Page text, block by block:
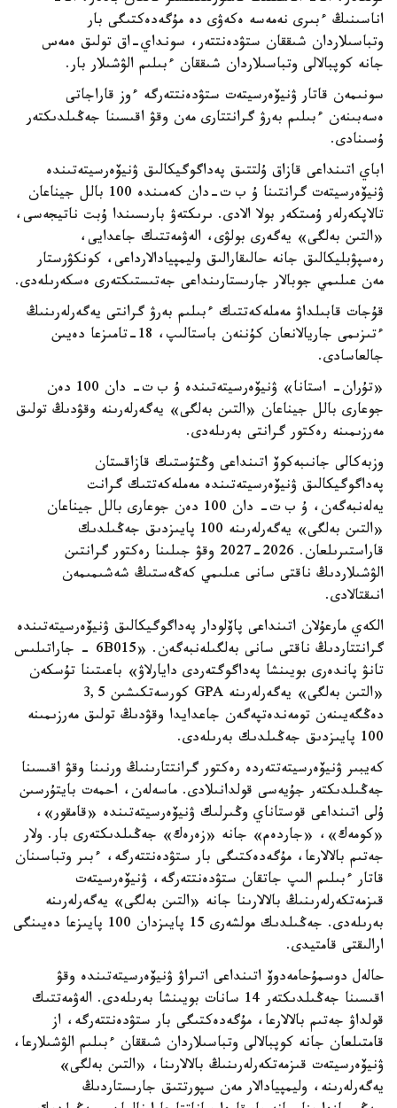
اناسىنىڭ ءبىرى نەمەسە ەكەۋى دە مۇگەدەكتىگى بار
وتباسىلاردان شىققان ستۋدەنتتەر، سونداي-اق تولىق ەمەس
جانە كوپبالالى وتباسىلاردان شىققان ءبىلىم الۋشىلار بار.
سونىمەن قاتار ۋنيۆەرسيتەت ستۋدەنتتەرگە ءوز قاراجاتى
ەسەبىنەن ءبىلىم بەرۋ گرانتتارى مەن وقۋ اقىسىنا جەڭىلدىكتەر
ۇسىنادى.
اباي اتىنداعى قازاق ۇلتتىق پەداگوگيكالىق ۋنيۆەرسيتەتىندە
ۋنيۆەرسيتەت گرانتىنا ۇ ب ت-دان كەمىندە 100 بالل جيناعان
تالاپكەرلەر ۇمىتكەر بولا الادى. ىرىكتەۋ بارىسىندا ۇبت ناتيجەسى،
«التىن بەلگى» يەگەرى بولۋى، الەۋمەتتىك جاعدايى،
رەسپۋبليكالىق جانە حالىقارالىق وليمپيادالارداعى، كونكۋرستار
مەن عىلىمي جوبالار جارىستارىنداعى جەتىستىكتەرى ەسكەرىلەدى.
قۇجات قابىلداۋ مەملەكەتتىك ءبىلىم بەرۋ گرانتى يەگەرلەرىنىڭ
ءتىزىمى جاريالانعان كۇننەن باستالىپ، 18-تامىزعا دەيىن
جالعاسادى.
«تۇران- استانا» ۋنيۆەرسيتەتىندە ۇ ب ت- دان 100 دەن
جوعارى بالل جيناعان «التىن بەلگى» يەگەرلەرىنە وقۋدىڭ تولىق
مەرزىمىنە رەكتور گرانتى بەرىلەدى.
وزبەكالى جانىبەكوۆ اتىنداعى وڭتۇستىك قازاقستان
پەداگوگيكالىق ۋنيۆەرسيتەتىندە مەملەكەتتىك گرانت
يەلەنبەگەن، ۇ ب ت- دان 100 دەن جوعارى بالل جيناعان
«التىن بەلگى» يەگەرلەرىنە 100 پايىزدىق جەڭىلدىك
قاراستىرىلعان. 2026-2027 وقۋ جىلىنا رەكتور گرانتىن
الۋشىلاردىڭ ناقتى سانى عىلىمي كەڭەستىڭ شەشىمىمەن
انىقتالادى.
الكەي مارعۇلان اتىنداعى پاۆلودار پەداگوگيكالىق ۋنيۆەرسيتەتىندە
گرانتتاردىڭ ناقتى سانى بەلگىلەنبەگەن. «6B015 - جاراتىلىس
تانۋ پاندەرى بويىنشا پەداگوگتەردى دايارلاۋ» باعىتىنا تۇسكەن
«التىن بەلگى» يەگەرلەرىنە GPA كورسەتكىشىن 3,5
دەڭگەيىنەن تومەندەتپەگەن جاعدايدا وقۋدىڭ تولىق مەرزىمىنە
100 پايىزدىق جەڭىلدىك بەرىلەدى.
كەيبىر ۋنيۆەرسيتەتتەردە رەكتور گرانتتارىنىڭ ورنىنا وقۋ اقىسىنا
جەڭىلدىكتەر جۇيەسى قولدانىلادى. ماسەلەن، احمەت بايتۇرسىن
ۇلى اتىنداعى قوستاناي وڭىرلىك ۋنيۆەرسيتەتىندە «قامقور»،
«كومەك»، «جاردەم» جانە «زەرەك» جەڭىلدىكتەرى بار. ولار
جەتىم بالالارعا، مۇگەدەكتىگى بار ستۋدەنتتەرگە، ءبىر وتباسىنان
قاتار ءبىلىم الىپ جاتقان ستۋدەنتتەرگە، ۋنيۆەرسيتەت
قىزمەتكەرلەرىنىڭ بالالارىنا جانە «التىن بەلگى» يەگەرلەرىنە
بەرىلەدى. جەڭىلدىك مولشەرى 15 پايىزدان 100 پايىزعا دەيىنگى
ارالىقتى قامتيدى.
حالەل دوسمۇحامەدوۆ اتىنداعى اتىراۋ ۋنيۆەرسيتەتىندە وقۋ
اقىسىنا جەڭىلدىكتەر 14 سانات بويىنشا بەرىلەدى. الەۋمەتتىك
قولداۋ جەتىم بالالارعا، مۇگەدەكتىگى بار ستۋدەنتتەرگە، از
قامتىلعان جانە كوپبالالى وتباسىلاردان شىققان ءبىلىم الۋشىلارعا،
ۋنيۆەرسيتەت قىزمەتكەرلەرىنىڭ بالالارىنا، «التىن بەلگى»
يەگەرلەرىنە، وليمپيادالار مەن سپورتتىق جارىستاردىڭ